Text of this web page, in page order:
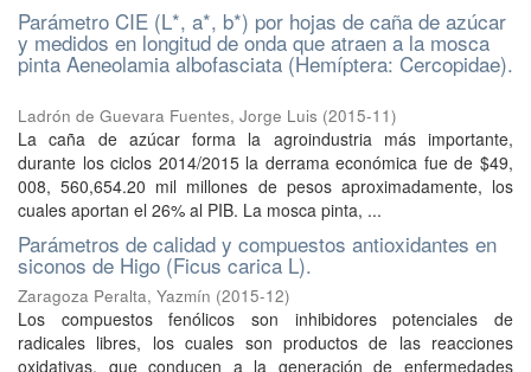
Parámetro CIE (L*, a*, b*) por hojas de caña de azúcar
y medidos en longitud de onda que atraen a la mosca
pinta Aeneolamia albofasciata (Hemíptera: Cercopidae).
Ladrón de Guevara Fuentes, Jorge Luis (2015-11)
La caña de azúcar forma la agroindustria más importante,
durante los ciclos 2014/2015 la derrama económica fue de $49,
008, 560,654.20 mil millones de pesos aproximadamente, los
cuales aportan el 26% al PIB. La mosca pinta, ...
Parámetros de calidad y compuestos antioxidantes en
siconos de Higo (Ficus carica L).
Zaragoza Peralta, Yazmín (2015-12)
Los compuestos fenólicos son inhibidores potenciales de
radicales libres, los cuales son productos de las reacciones
oxidativas, que conducen a la generación de enfermedades